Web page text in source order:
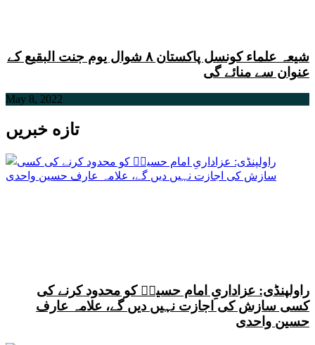
شیعہ علماء کونسل پاکستان ۸ شوال یوم جنت البقیع کے
عنوان سے منائے گی
May 8, 2022
تازه خبریں
راولپنڈی: عزاداریِ امام حسینؑ کو محدود کرنے کی
کسی سازش کی اجازت نہیں دیں گے، علامہ عارف
حسین واحدی